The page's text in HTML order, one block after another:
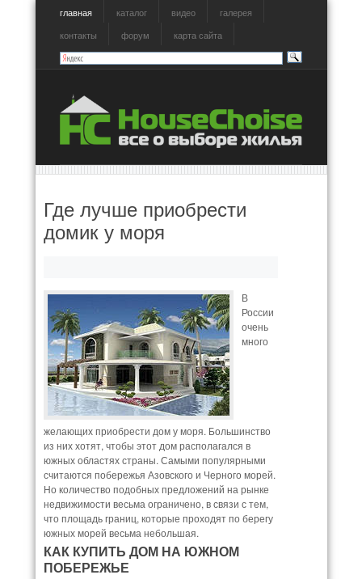
главная каталог видео
галерея
контакты
форум карта сайта
Где лучше приобрести
домик у моря
В
России
очень
много
желающих приобрести дом у моря. Большинство
из них хотят, чтобы этот дом располагался в
южных областях страны. Самыми популярными
считаются побережья Азовского и Черного морей.
Но количество подобных предложений на рынке
недвижимости весьма ограничено, в связи с тем,
что площадь границ, которые проходят по берегу
южных морей весьма небольшая.
КАК КУПИТЬ ДОМ НА ЮЖНОМ
ПОБЕРЕЖЬЕ